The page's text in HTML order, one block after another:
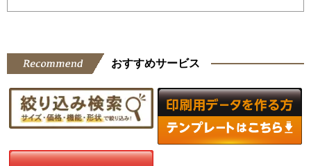
おすすめサービス